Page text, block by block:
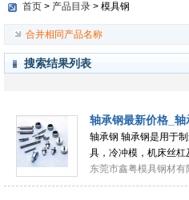
首页 > 产品目录 > 模具钢
合并相同产品名称
搜索结果列表
轴承钢最新价格_
轴承钢 轴承钢是用于
具，冷冲模，机床丝
求，对轴承钢材料提出
东莞市鑫粤模具钢材有